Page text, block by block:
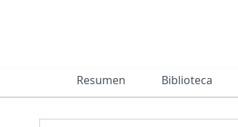
Resumen Biblioteca